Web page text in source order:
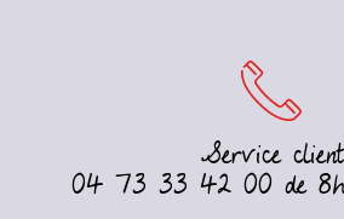
Service client
04 73 33 42 00 de